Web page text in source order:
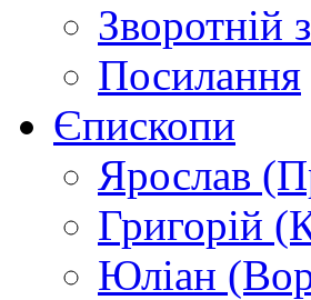
Зворотній
Посилання
Єпископи
Ярослав
Григорій
Юліан